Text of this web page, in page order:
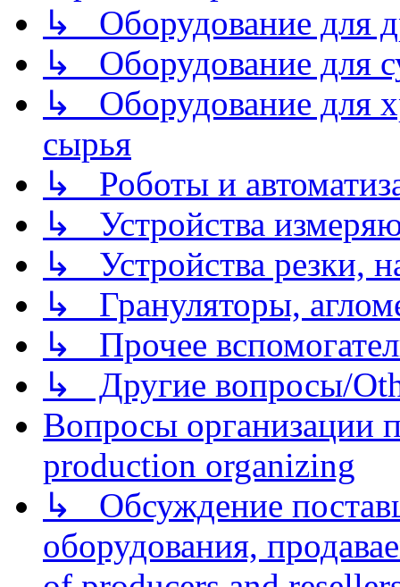
↳ Оборудование для
↳ Оборудование для
↳ Оборудование для
сырья
↳ Роботы и
↳ Устройства
↳ Устройства резки,
↳ Грануляторы,
↳ Прочее
↳ Другие вопросы/
Вопросы организации
production organizing
↳ Обсуждение
оборудования,